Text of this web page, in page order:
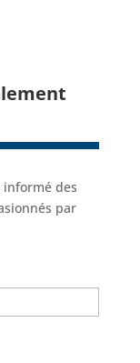
informé des
par